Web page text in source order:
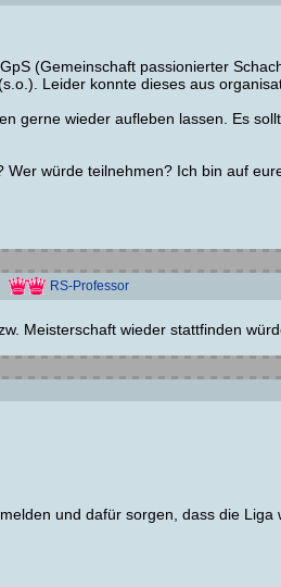
(Gemeinschaft passionierter
Leider konnte dieses aus
gerne wieder aufleben lassen. Es
würde teilnehmen? Ich bin auf
RS-Professor
Meisterschaft wieder stattfinden
und dafür sorgen, dass die Liga